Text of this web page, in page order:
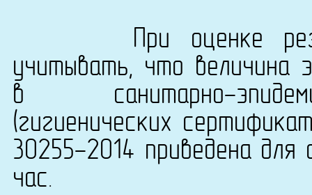
При оценке
учитывать, что величина
в санитарно-
(гигиенических
30255-2014 приведена для
час.